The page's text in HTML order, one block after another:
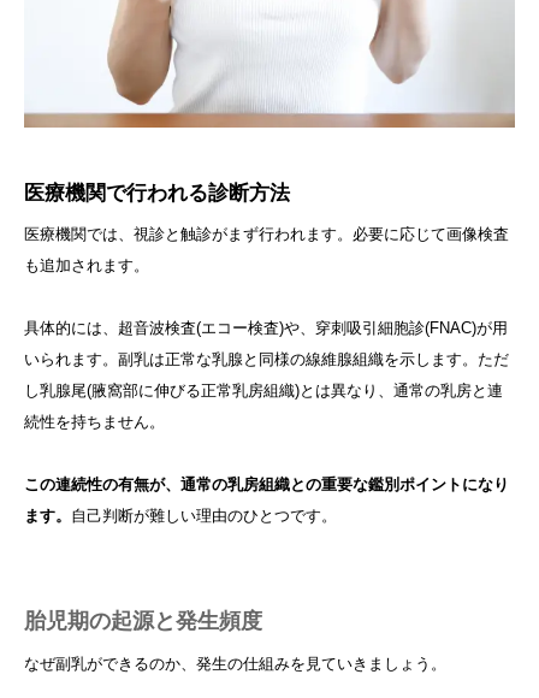
医療機関で行われる診断方法
医療機関では、視診と触診がまず行われます。必要に応じて画像検査
も追加されます。
具体的には、超音波検査(エコー検査)や、穿刺吸引細胞診(FNAC)が用
いられます。副乳は正常な乳腺と同様の線維腺組織を示します。ただ
し乳腺尾(腋窩部に伸びる正常乳房組織)とは異なり、通常の乳房と連
続性を持ちません。
この連続性の有無が、通常の乳房組織との重要な鑑別ポイントになり
ます。 自己判断が難しい理由のひとつです。
胎児期の起源と発生頻度
なぜ副乳ができるのか、発生の仕組みを見ていきましょう。